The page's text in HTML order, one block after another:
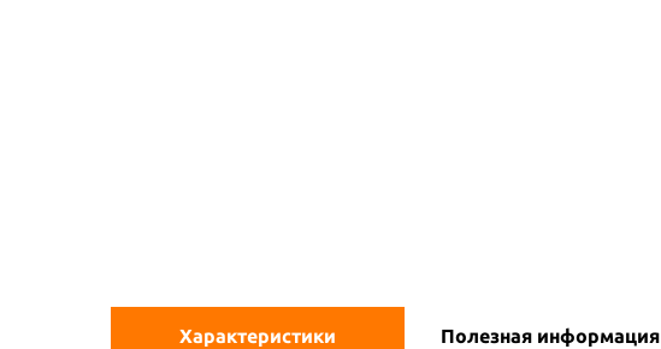
Характеристики Полезная информация